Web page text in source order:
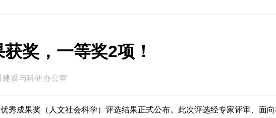
奖，一等奖2项！
建设与科研办公室
秀成果奖（人文社会科学）评选结果正式公布。此次评选经专家评审、面向